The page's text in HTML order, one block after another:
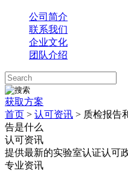
公司简介
联系我们
企业文化
团队介绍
获取方案
首页 > 认可资讯 > 质检报告
告是什么
认可资讯
提供最新的实验室认证认可
专业资讯